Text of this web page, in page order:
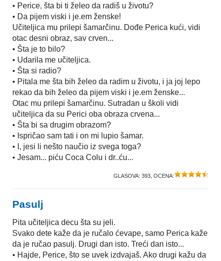
• Perice, šta bi ti želeo da radiš u životu?
• Da pijem viski i je.em ženske!
Učiteljica mu prilepi šamarčinu. Dođe Perica kući, vidi
otac desni obraz, sav crven...
• Šta je to bilo?
• Udarila me učiteljica.
• Šta si radio?
• Pitala me šta bih želeo da radim u životu, i ja joj lepo
rekao da bih želeo da pijem viski i je.em ženske...
Otac mu prilepi šamarčinu. Sutradan u školi vidi
učiteljica da su Perici oba obraza crvena...
• Šta bi sa drugim obrazom?
• Ispričao sam tati i on mi lupio šamar.
• I, jesi li nešto naučio iz svega toga?
• Jesam... piću Coca Colu i dr..ću...
GLASOVA: 393 , OCENA:
Pasulj
Pita učiteljica decu šta su jeli.
Svako dete kaže da je ručalo ćevape, samo Perica kaže
da je ručao pasulj. Drugi dan isto. Treći dan isto...
• Hajde, Perice, što se uvek izdvajaš. Ako drugi kažu da